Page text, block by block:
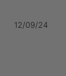
12/09/24